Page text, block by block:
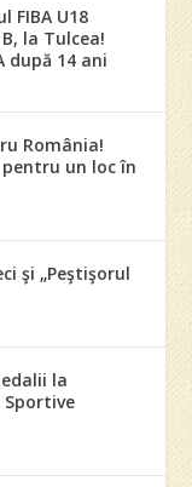
U18
la Tulcea!
după 14 ani
România!
un loc în
şi „Peştişorul
la